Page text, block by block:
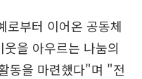
로부터 이어온 공동체
을 아우르는 나눔의
동을 마련했다"며 "전